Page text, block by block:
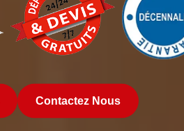
Contactez Nous